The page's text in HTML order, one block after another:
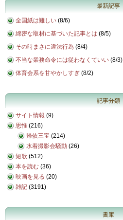
最新記事
全国紙は難しい (8/6)
綿密な取材に基づいた記事とは (8/5)
その時まさに違法行為 (8/4)
不当な業務命令には従わなくていい (8/3)
体育会系を甘やかしすぎ (8/2)
記事分類
サイト情報 (9)
思惟 (216)
帰依三宝 (214)
水着撮影会騒動 (26)
短歌 (512)
本を読む (36)
映画を見る (20)
雑記 (3191)
書庫